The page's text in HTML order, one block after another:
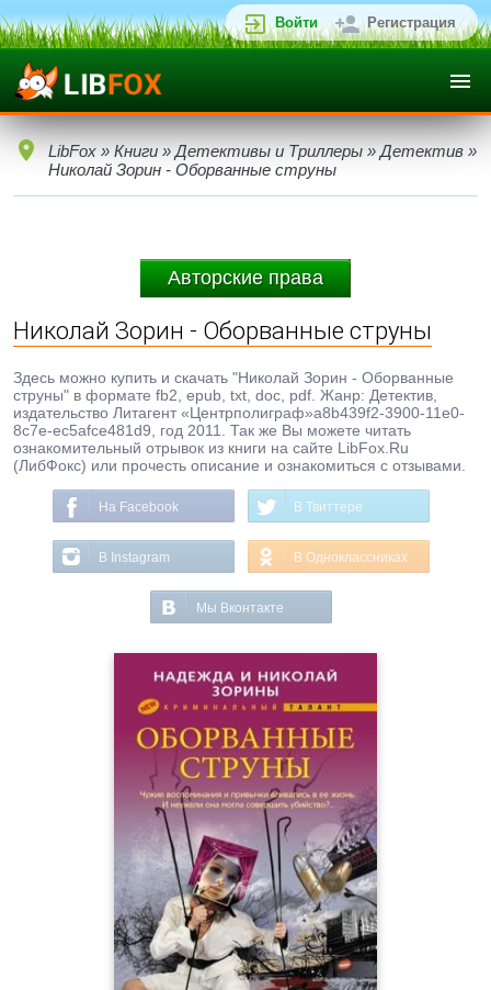
Войти Регистрация
LibFox » Книги » Детективы и Триллеры » Детектив »
Николай Зорин - Оборванные струны
Авторские права
Николай Зорин - Оборванные струны
Здесь можно купить и скачать "Николай Зорин - Оборванные
струны" в формате fb2, epub, txt, doc, pdf. Жанр: Детектив,
издательство Литагент «Центрполиграф»a8b439f2-3900-11e0-
8c7e-ec5afce481d9, год 2011. Так же Вы можете читать
ознакомительный отрывок из книги на сайте LibFox.Ru
(ЛибФокс) или прочесть описание и ознакомиться с отзывами.
На Facebook В Твиттере
В Instagram В Одноклассниках
Мы Вконтакте